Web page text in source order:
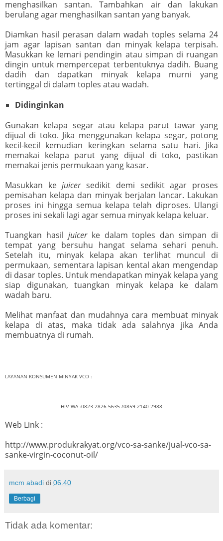
menghasilkan santan. Tambahkan air dan lakukan
berulang agar menghasilkan santan yang banyak.
Diamkan hasil perasan dalam wadah toples selama 24
jam agar lapisan santan dan minyak kelapa terpisah.
Masukkan ke lemari pendingin atau simpan di ruangan
dingin untuk mempercepat terbentuknya dadih. Buang
dadih dan dapatkan minyak kelapa murni yang
tertinggal di dalam toples atau wadah.
Didinginkan
Gunakan kelapa segar atau kelapa parut tawar yang
dijual di toko. Jika menggunakan kelapa segar, potong
kecil-kecil kemudian keringkan selama satu hari. Jika
memakai kelapa parut yang dijual di toko, pastikan
memakai jenis permukaan yang kasar.
Masukkan kejuicersedikit demi sedikit agar proses
pemisahan kelapa dan minyak berjalan lancar. Lakukan
proses ini hingga semua kelapa telah diproses. Ulangi
proses ini sekali lagi agar semua minyak kelapa keluar.
Tuangkan hasil juicerke dalam toples dan simpan di
tempat yang bersuhu hangat selama sehari penuh.
Setelah itu, minyak kelapa akan terlihat muncul di
permukaan, sementara lapisan kental akan mengendap
di dasar toples. Untuk mendapatkan minyak kelapa yang
siap digunakan, tuangkan minyak kelapa ke dalam
wadah baru.
Melihat manfaat dan mudahnya cara membuat minyak
kelapa di atas, maka tidak ada salahnya jika Anda
membuatnya di rumah.
LAYANAN KONSUMEN MINYAK VCO :
HP/ WA :0823 2826 5635 /0859 2140 2988
Web Link :
http://www.produkrakyat.org/vco-sa-sanke/jual-vco-sa-
sanke-virgin-coconut-oil/
mcm abadi di 06.40
Berbagi
Tidak ada komentar: